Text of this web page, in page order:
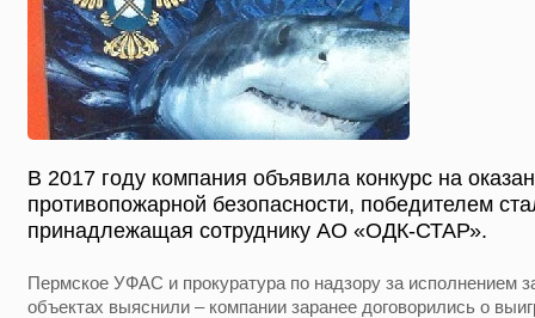
В 2017 году компания объявила конкурс на
противопожарной безопасности, победителем
принадлежащая сотруднику АО «ОДК-СТАР».
Пермское УФАС и прокуратура по надзору за исполнением
объектах выяснили – компании заранее договорились о